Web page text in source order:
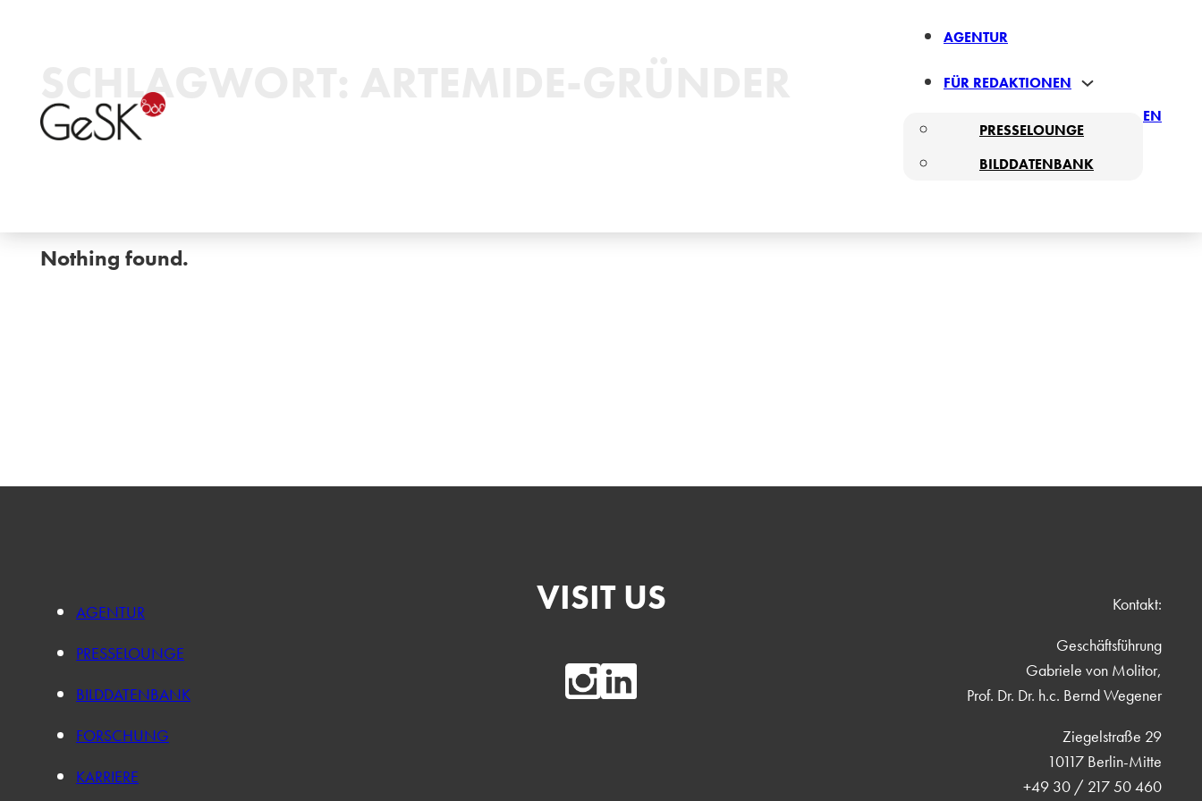
AGENTUR
FÜR REDAKTIONEN
PRESSELOUNGE
BILDDATENBANK
EN
SCHLAGWORT:
Nothing found.
AGENTUR
PRESSELOUNGE
BILDDATENBANK
FORSCHUNG
KARRIERE
VISIT US
Kontakt:
Geschäftsführung
Gabriele von Molitor,
Prof. Dr. Dr. h.c. Bernd Wegener
Ziegelstraße 29
10117 Berlin-Mitte
+49 30 / 217 50 460